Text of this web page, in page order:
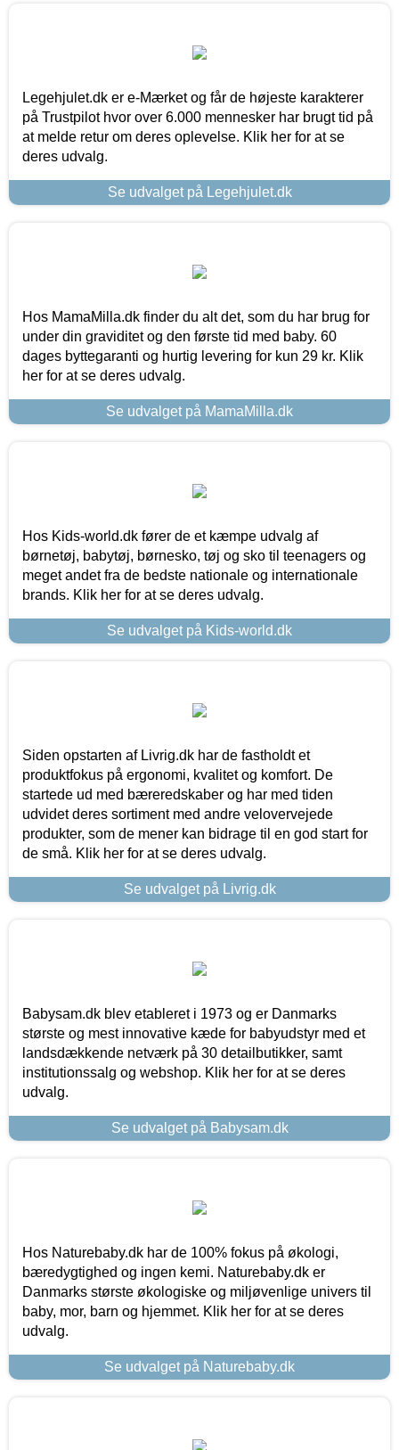
Legehjulet.dk er e-Mærket og får de højeste karakterer
på Trustpilot hvor over 6.000 mennesker har brugt tid på
at melde retur om deres oplevelse. Klik her for at se
deres udvalg.
Se udvalget på Legehjulet.dk
Hos MamaMilla.dk finder du alt det, som du har brug for
under din graviditet og den første tid med baby. 60
dages byttegaranti og hurtig levering for kun 29 kr. Klik
her for at se deres udvalg.
Se udvalget på MamaMilla.dk
Hos Kids-world.dk fører de et kæmpe udvalg af
børnetøj, babytøj, børnesko, tøj og sko til teenagers og
meget andet fra de bedste nationale og internationale
brands. Klik her for at se deres udvalg.
Se udvalget på Kids-world.dk
Siden opstarten af Livrig.dk har de fastholdt et
produktfokus på ergonomi, kvalitet og komfort. De
startede ud med bæreredskaber og har med tiden
udvidet deres sortiment med andre velovervejede
produkter, som de mener kan bidrage til en god start for
de små. Klik her for at se deres udvalg.
Se udvalget på Livrig.dk
Babysam.dk blev etableret i 1973 og er Danmarks
største og mest innovative kæde for babyudstyr med et
landsdækkende netværk på 30 detailbutikker, samt
institutionssalg og webshop. Klik her for at se deres
udvalg.
Se udvalget på Babysam.dk
Hos Naturebaby.dk har de 100% fokus på økologi,
bæredygtighed og ingen kemi. Naturebaby.dk er
Danmarks største økologiske og miljøvenlige univers til
baby, mor, barn og hjemmet. Klik her for at se deres
udvalg.
Se udvalget på Naturebaby.dk